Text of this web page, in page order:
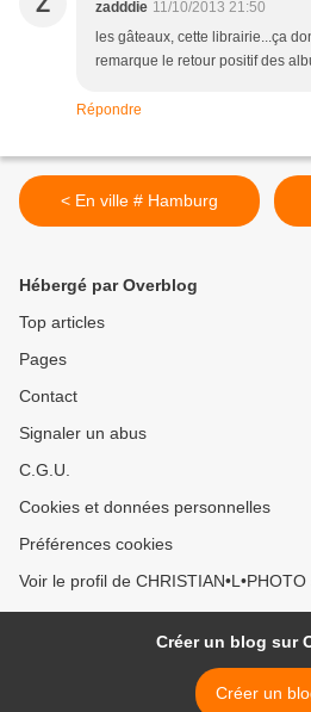
zadddie 11/10/2013 21:50
les gâteaux, cette librairie...ça
remarque le retour positif des
Répondre
< En ville # Hamburg
Hébergé par Overblog
Top articles
Pages
Contact
Signaler un abus
C.G.U.
Cookies et données personnelles
Préférences cookies
Voir le profil de
Créer un blog sur
Créer un